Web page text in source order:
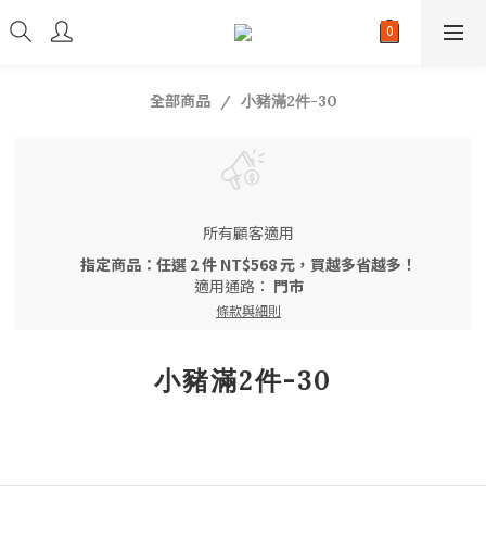
全部商品 小豬滿2件-30
所有顧客適用
指定商品：任選 2 件 NT$568 元，買越多省越多！
適用通路： 門市
條款與細則
小豬滿2件-30